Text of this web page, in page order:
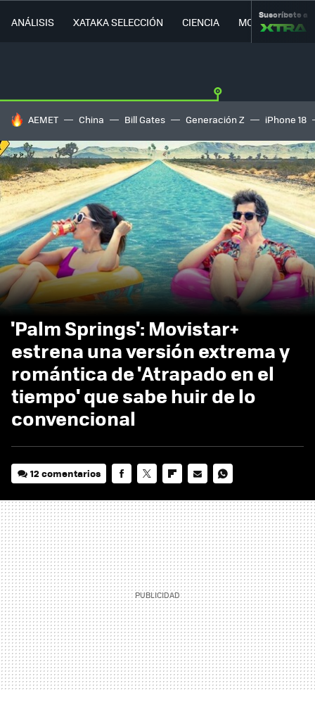
ANÁLISIS XATAKA SELECCIÓN CIENCIA MOVILIDAD
Suscríbete a
HOY SE HABLA DE
AEMET China Bill Gates Generación Z iPhone 18
'Palm Springs': Movistar+
estrena una versión extrema y
romántica de 'Atrapado en el
tiempo' que sabe huir de lo
convencional
12 comentarios
MAIL